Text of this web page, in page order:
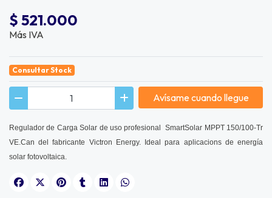
$ 521.000
Más IVA
Consultar Stock
Avísame cuando llegue
Regulador de Carga Solar de uso profesional SmartSolar MPPT 150/100-Tr
VE.Can del fabricante Victron Energy. Ideal para aplicacions de energía
solar fotovoltaica.